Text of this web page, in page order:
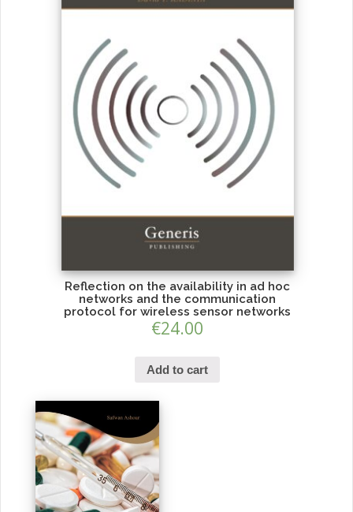
Reflection on the availability in ad hoc
networks and the communication
protocol for wireless sensor networks
€24.00
Add to cart